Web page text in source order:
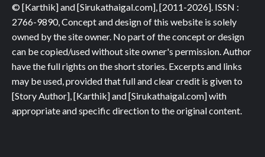
© [Karthik] and [Sirukathaigal.com], [2011-2026]. ISSN :
2766-9890, Concept and design of this website is solely
owned by the site owner. No part of the concept or design
can be copied/used without site owner's permission. Author
have the full rights on the short stories. Excerpts and links
may be used, provided that full and clear credit is given to
[Story Author], [Karthik] and [Sirukathaigal.com] with
appropriate and specific direction to the original content.